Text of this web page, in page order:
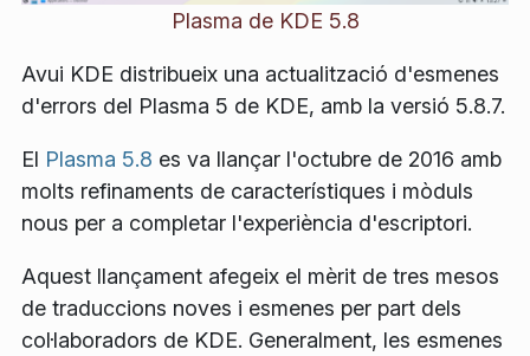
Plasma de KDE 5.8
Avui KDE distribueix una actualització d'esmenes
d'errors del Plasma 5 de KDE, amb la versió 5.8.7.
El Plasma 5.8 es va llançar l'octubre de 2016 amb
molts refinaments de característiques i mòduls
nous per a completar l'experiència d'escriptori.
Aquest llançament afegeix el mèrit de tres mesos
de traduccions noves i esmenes per part dels
col·laboradors de KDE. Generalment, les esmenes